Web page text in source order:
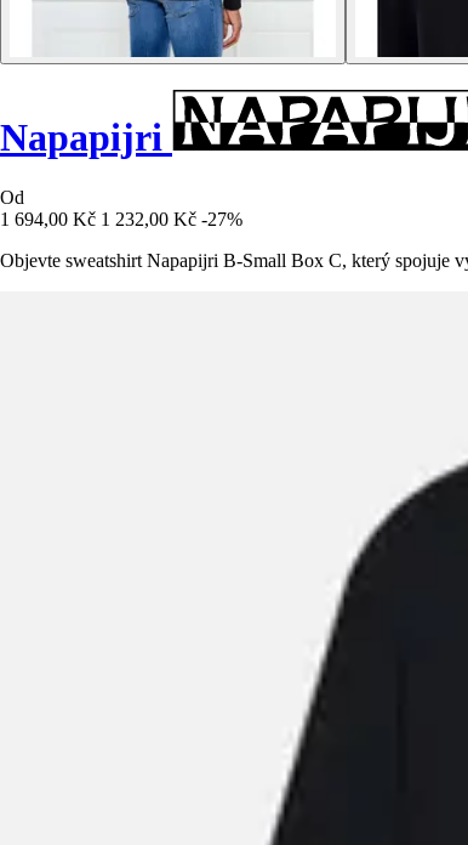
Napapijri
Od
1 694,00 Kč 1 232,00 Kč -27%
Objevte sweatshirt Napapijri B-Small Box C, který spojuje